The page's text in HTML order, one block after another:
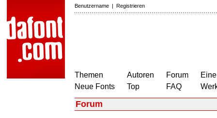
Benutzername | Registrieren
Themen
Neue Fonts
Autoren
Top
Forum
FAQ
Forum